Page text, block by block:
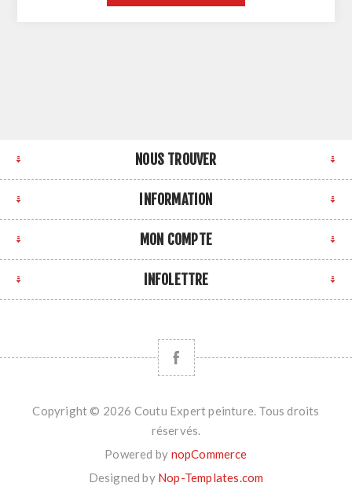
NOUS TROUVER
INFORMATION
MON COMPTE
INFOLETTRE
Copyright © 2026 Coutu Expert peinture. Tous droits
réservés.
Powered by nopCommerce
Designed by Nop-Templates.com